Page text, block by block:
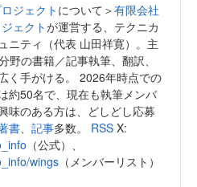
ジェクト について＞有限会社
ェクトが運営する、テクニカ
ニティ（代表 山田祥寛）。主
野の書籍／記事執筆、翻訳、
く手がける。 2026年時点での
約50名で、現在も執筆メンバ
味のある方は、どしどし応募
書 記事多数。 RSS X:
（公式）、
wings （メンバーリスト）